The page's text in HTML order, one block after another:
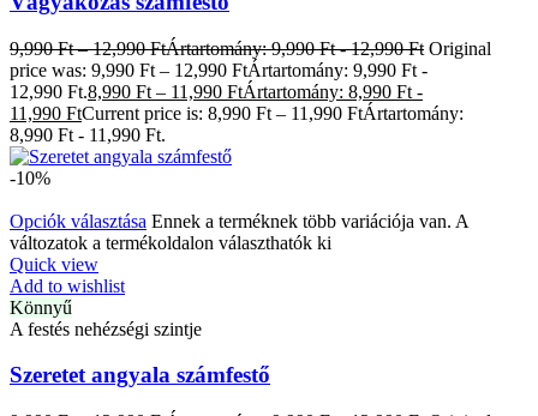
9,990Ft – 12,990FtÁrtartomány: 9,990 Ft - 12,990 Ft Original
price was: 9,990 Ft – 12,990 FtÁrtartomány: 9,990 Ft -
12,990 Ft.8,990 Ft – 11,990 FtÁrtartomány: 8,990 Ft -
11,990 FtCurrent price is: 8,990 Ft – 11,990 FtÁrtartomány:
8,990 Ft - 11,990 Ft.
-10%
Opciók választása Ennek a terméknek több variációja van. A
változatok a termékoldalon választhatók ki
Quick view
Add to wishlist
Könnyű
A festés nehézségi szintje
Szeretet angyala számfestő